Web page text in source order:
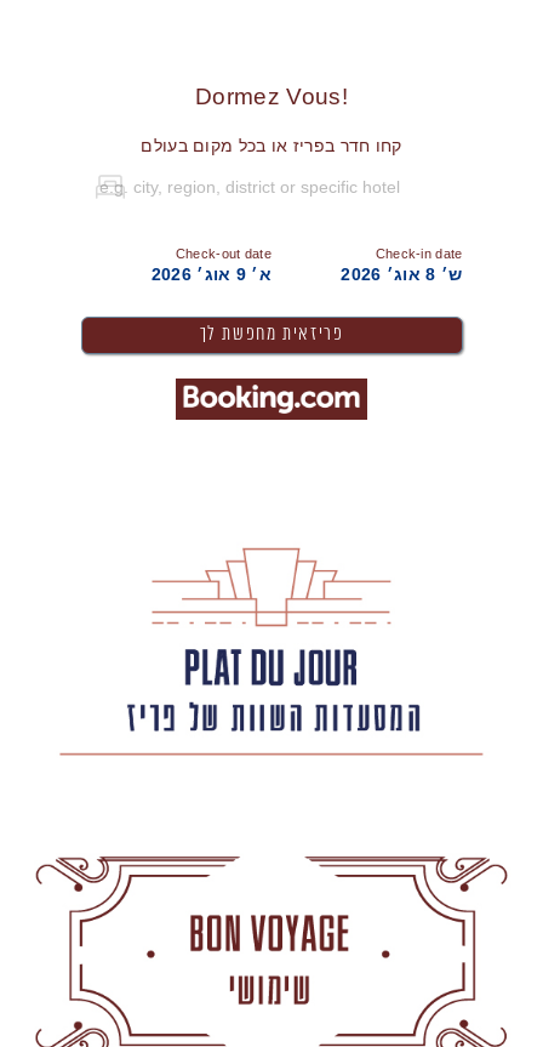
!Dormez Vous
קחו חדר בפריז או בכל מקום בעולם
Check-in date
ש׳ 8 אוג׳ 2026
Check-out date
א׳ 9 אוג׳ 2026